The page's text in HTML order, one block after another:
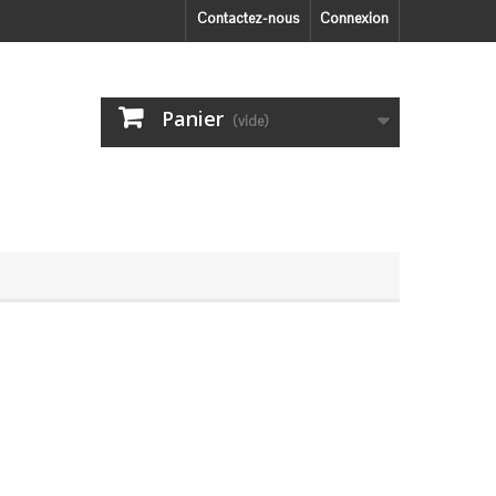
Connexion
Contactez-nous
Panier (vide)